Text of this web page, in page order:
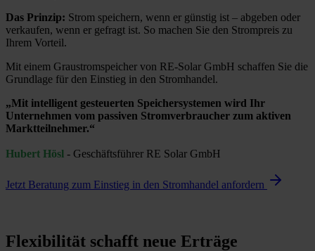
Das Prinzip: Strom speichern, wenn er günstig ist – abgeben oder
verkaufen, wenn er gefragt ist. So machen Sie den Strompreis zu
Ihrem Vorteil.
Mit einem Graustromspeicher von RE-Solar GmbH schaffen Sie die
Grundlage für den Einstieg in den Stromhandel.
„Mit intelligent gesteuerten Speichersystemen wird Ihr
Unternehmen vom passiven Stromverbraucher zum aktiven
Marktteilnehmer.“
Hubert Hösl - Geschäftsführer RE Solar GmbH
Jetzt Beratung zum Einstieg in den Stromhandel anfordern
Flexibilität schafft neue Erträge